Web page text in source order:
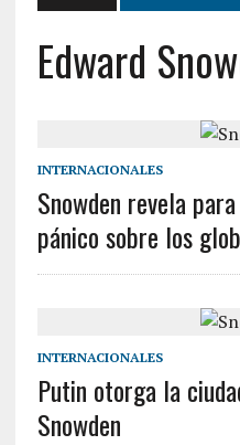
Edward
INTERNACIONALES
Snowden revela
pánico sobre los
INTERNACIONALES
Putin otorga la
Snowden